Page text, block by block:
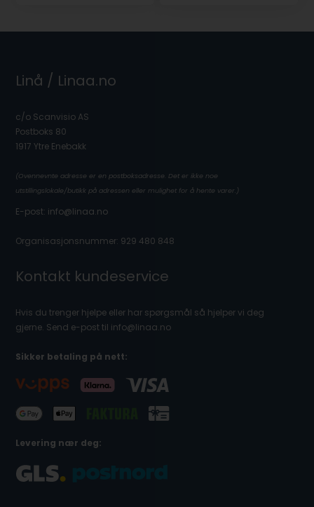
Linå / Linaa.no
c/o Scanvisio AS
Postboks 80
1917 Ytre Enebakk
(Ovennevnte adresse er en postboksadresse. Det er ikke noe
utstillingslokale/butikk på adressen eller mulighet for å hente varer.)
E-post: info@linaa.no
Organisasjonsnummer: 929 480 848
Kontakt kundeservice
Hvis du trenger hjelpe eller har spørgsmål så hjelper vi deg
gjerne. Send e-post til info@linaa.no
Sikker betaling på nett:
Levering nær deg: